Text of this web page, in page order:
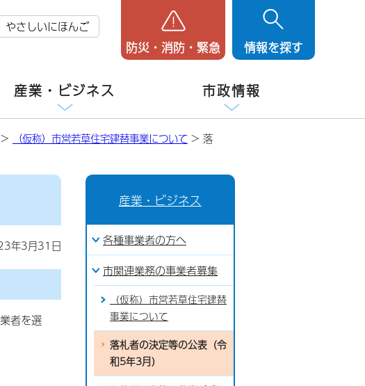
やさしいにほんご
防災・消防・緊急 情報を探す
産業・ビジネス 市政情報
> （仮称）市営若草住宅建替事業について > 落
年3月31日
者を選
産業・ビジネス
各種事業者の方へ
市関連業務の事業者募集
（仮称）市営若草住宅建替
事業について
落札者の決定等の公表（令
和5年3月）